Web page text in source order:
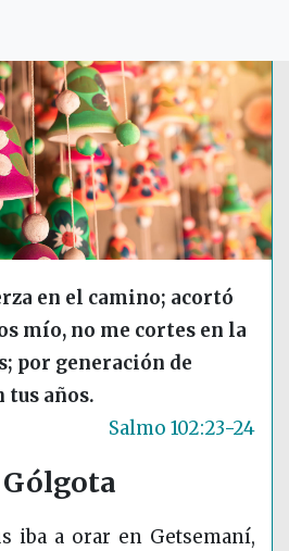
en el camino; acortó
mío, no me cortes en la
por generación de
tus años.
Salmo 102:23-24
iba a orar en Getsemaní,